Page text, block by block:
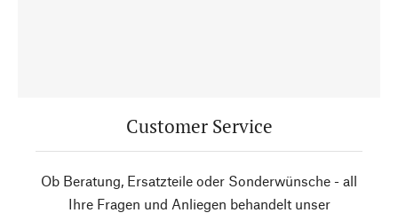
Customer Service
Ob Beratung, Ersatzteile oder Sonderwünsche - all
Ihre Fragen und Anliegen behandelt unser